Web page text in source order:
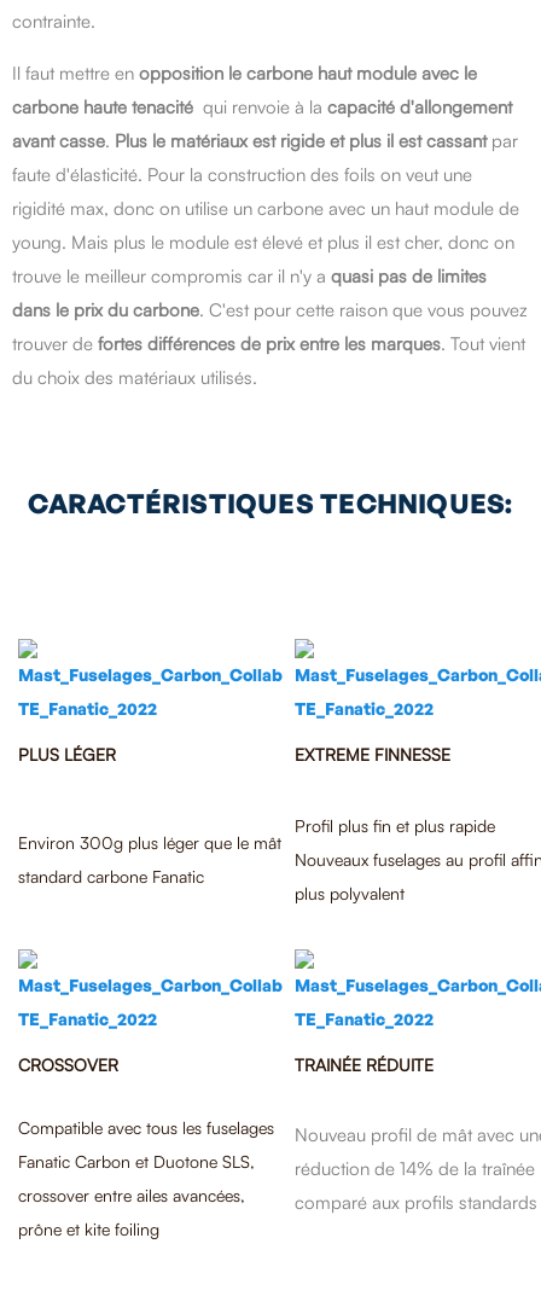
contrainte.
Il faut mettre en opposition le carbone haut module avec le
carbone haute tenacité qui renvoie à la capacité d'allongement
avant casse. Plus le matériaux est rigide et plus il est cassantpar
faute d'élasticité. Pour la construction des foils on veut une
rigidité max, donc on utilise un carbone avec un haut module de
young. Mais plus le module est élevé et plus il est cher, donc on
trouve le meilleur compromis car il n'y a quasi pas de limites
dans le prix du carbone. C'est pour cette raison que vous pouvez
trouver de fortes différences de prix entre les marques. Tout vient
du choix des matériaux utilisés.
CARACTÉRISTIQUES TECHNIQUES:
PLUS LÉGER EXTREME FINNESSE
Environ 300g plus léger que le mât
standard carbone Fanatic
Profil plus fin et plus rapide
Nouveaux fuselages au profil
plus polyvalent
CROSSOVER TRAINÉE RÉDUITE
Compatible avec tous les fuselages
Fanatic Carbon et Duotone SLS,
crossover entre ailes avancées,
prône et kite foiling
Nouveau profil de mât avec
réduction de 14% de la traînée
comparé aux profils standards